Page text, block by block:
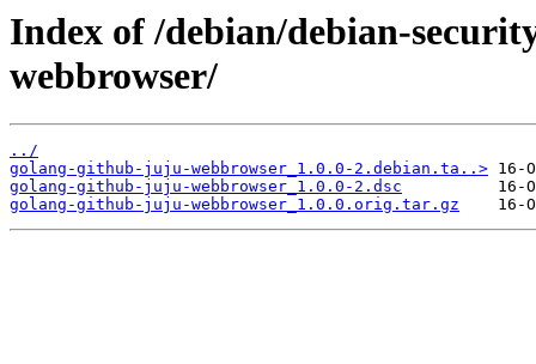
Index of /debian/debian-
webbrowser/
../
golang-github-juju-webbrowser_1.0.0-2.debian.ta..>
golang-github-juju-webbrowser_1.0.0-2.dsc
golang-github-juju-webbrowser_1.0.0.orig.tar.gz